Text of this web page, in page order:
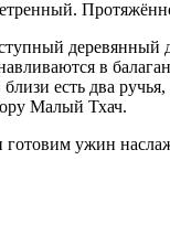
деревянный
в
есть два
Малый Тхач.
ужин